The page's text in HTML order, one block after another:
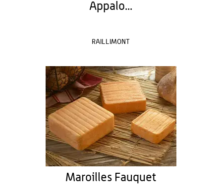
Appalo...
RAILLIMONT
Maroilles Fauquet